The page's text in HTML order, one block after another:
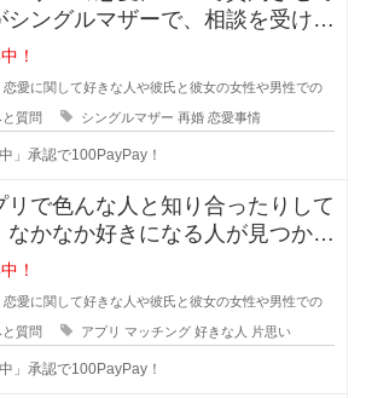
シングルマザーで、相談を受けた
でおり、皆さんの
！
恋愛に関して好きな人や彼氏と彼女の女性や男性での
質問 シングルマザー 再婚 恋愛事情
」承認で100PayPay！
リで色んな人と知り合ったりして
なかなか好きになる人が見つかり
好きになる人って
！
恋愛に関して好きな人や彼氏と彼女の女性や男性での
質問 アプリ マッチング 好きな人 片思い
」承認で100PayPay！